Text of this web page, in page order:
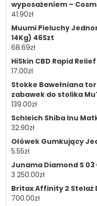
wyposażeniem –
41.90zł
Muumi Pieluchy
14Kg) 46Szt
68.69zł
HiSkin CBD Rapid
17.00zł
Stokke Bawełniana
zabawek do stolika
139.00zł
Schleich Shiba Inu
32.90zł
Ołówek Gumkujący
5.55zł
Junama Diamond S
3 250.00zł
Britax Affinity 2 Stelaż
700.00zł